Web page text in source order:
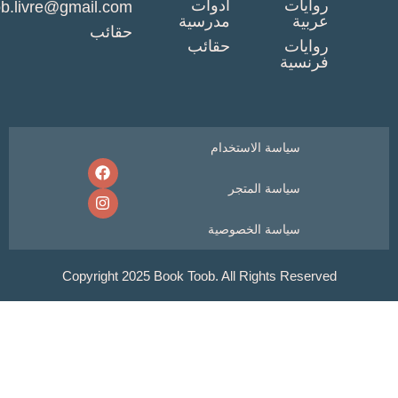
أدوات
مدرسية
حقائب
booktob.livre@gmail.com
حقائب
سياسة الاستخدام
سياسة الخصوصية
Copyright 2025 Book Toob. All Rights